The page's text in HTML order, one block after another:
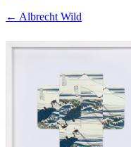
← Albrecht Wild